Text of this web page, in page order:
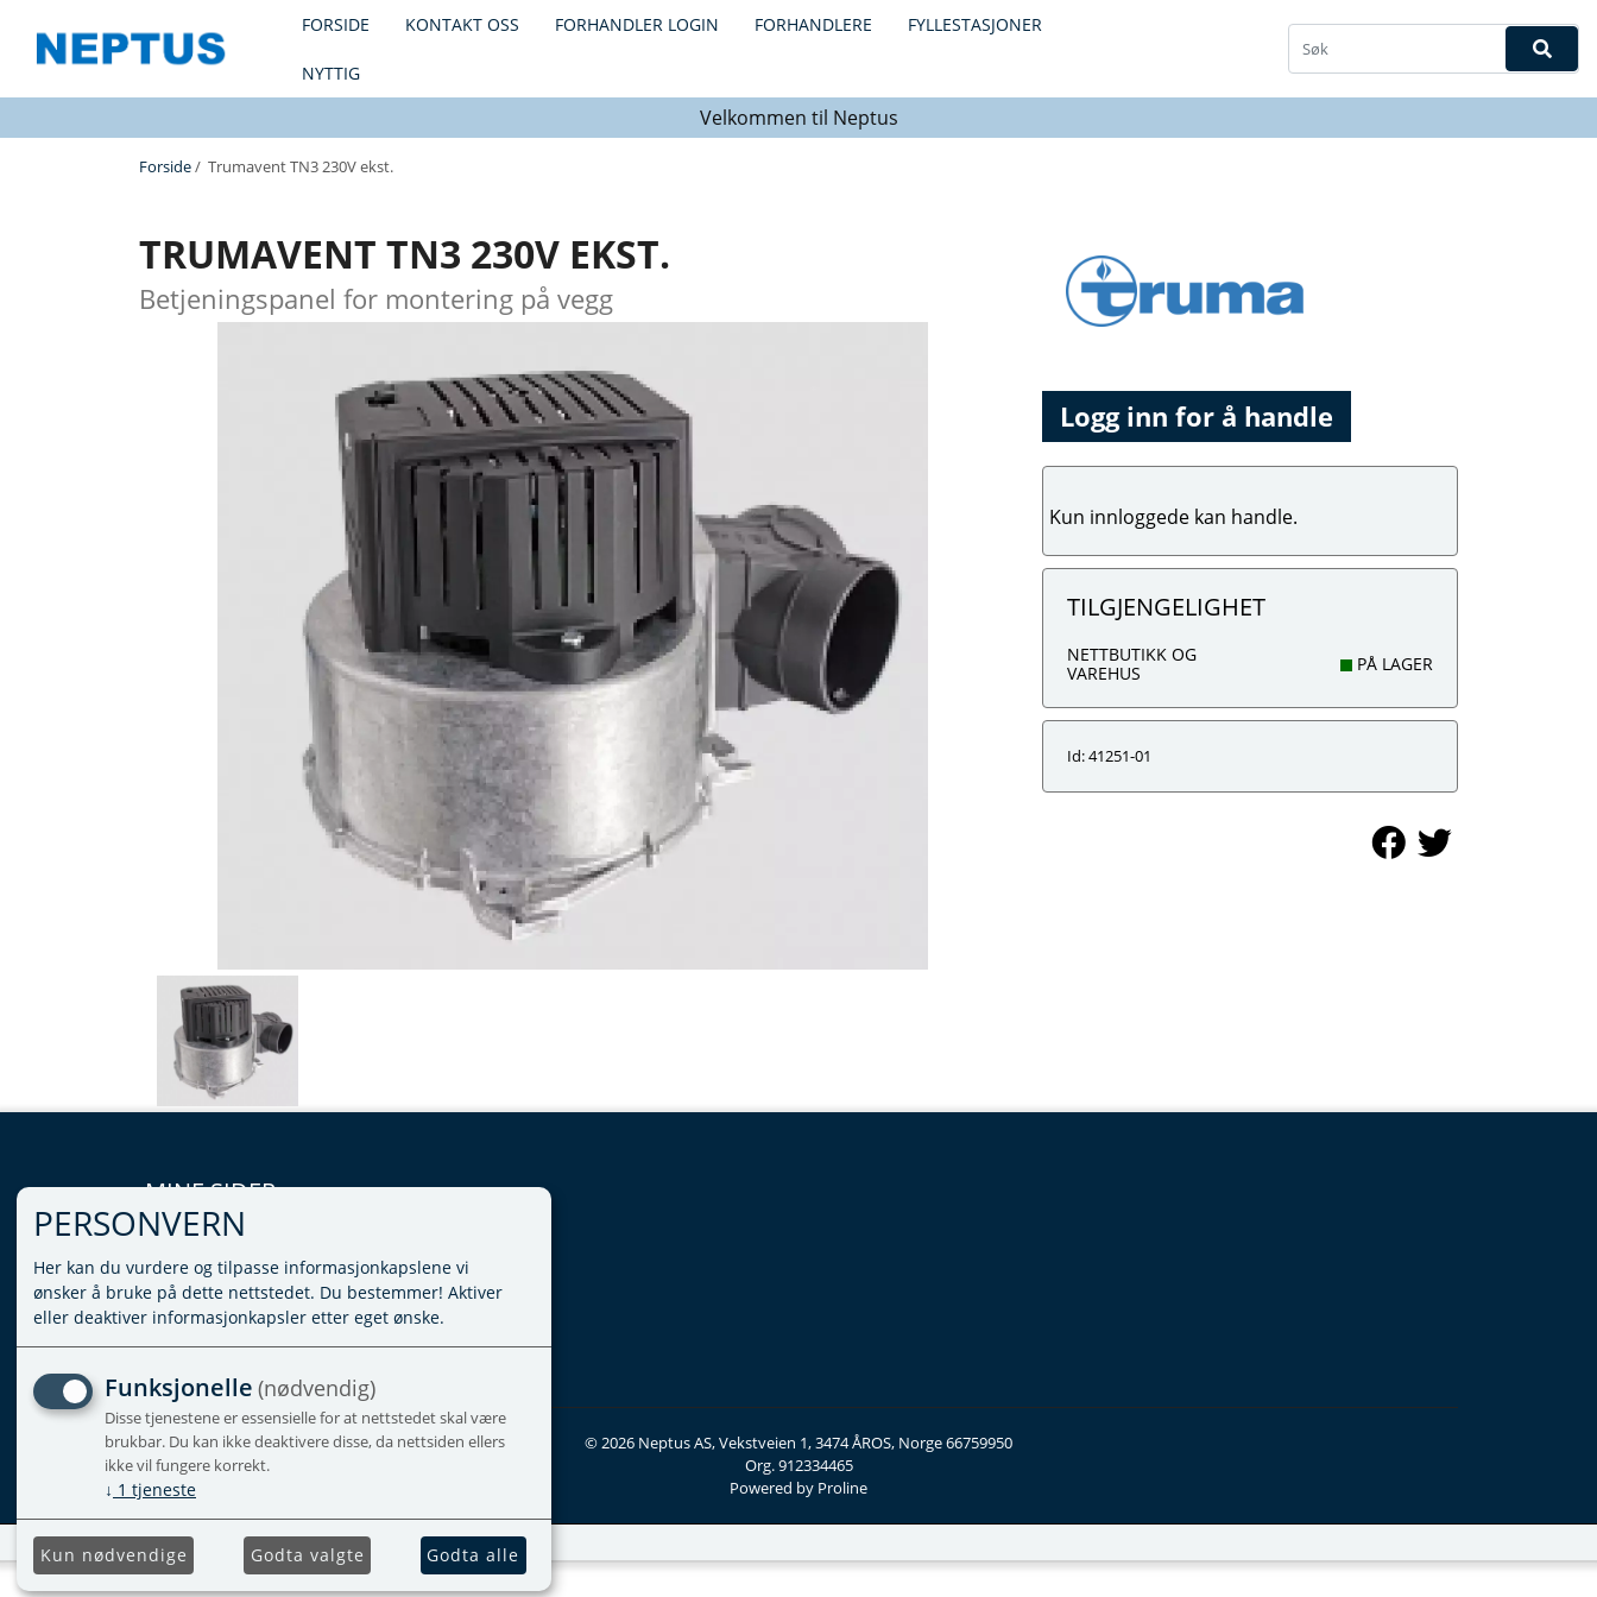
FORSIDE KONTAKT OSS FORHANDLER LOGIN FORHANDLERE FYLLESTASJONER
NYTTIG
Velkommen til Neptus
Forside/ Trumavent TN3 230V ekst.
TRUMAVENT TN3 230V EKST.
Betjeningspanel for montering på vegg
Logg inn for å handle
Kun innloggede kan handle.
TILGJENGELIGHET
NETTBUTIKK OG
VAREHUS
PÅ LAGER
Id: 41251-01
MINE SIDER
LOGG INN
VILKÅR
PERSONVERNERKLÆRING
ADMINISTRER COOKIES
© 2026 Neptus AS, Vekstveien 1, 3474 ÅROS, Norge 66759950
Org. 912334465
Powered by Proline
PERSONVERN
Her kan du vurdere og tilpasse informasjonkapslene vi
ønsker å bruke på dette nettstedet. Du bestemmer! Aktiver
eller deaktiver informasjonkapsler etter eget ønske.
Funksjonelle (nødvendig)
Disse tjenestene er essensielle for at nettstedet skal være
brukbar. Du kan ikke deaktivere disse, da nettsiden ellers
ikke vil fungere korrekt.
↓ 1 tjeneste
Kun nødvendige Godta valgte Godta alle